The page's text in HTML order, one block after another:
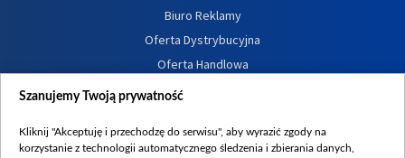
Biuro Reklamy
Oferta Dystrybucyjna
Oferta Handlowa
Dostępność
Procedura zgłoszeń wewnętrznych
Szanujemy Twoją prywatność
Kliknij "Akceptuję i przechodzę do serwisu", aby wyrazić zgody na
korzystanie z technologii automatycznego śledzenia i zbierania danych,